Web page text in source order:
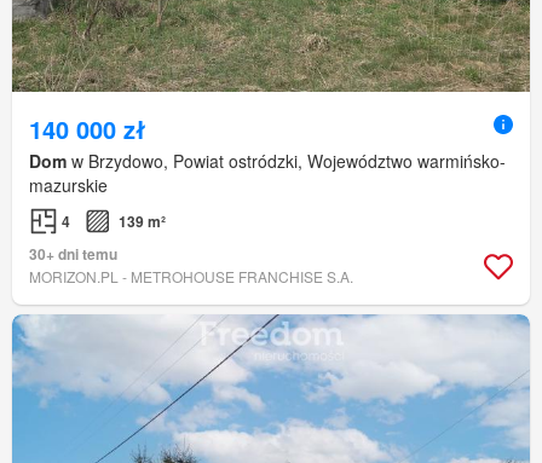
140 000 zł
Dom w Brzydowo, Powiat ostródzki, Województwo warmińsko-
mazurskie
4
139 m²
30+ dni temu
MORIZON.PL - METROHOUSE FRANCHISE S.A.